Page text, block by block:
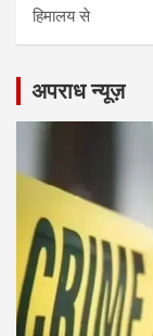
हिमालय से
अपराध न्यूज़